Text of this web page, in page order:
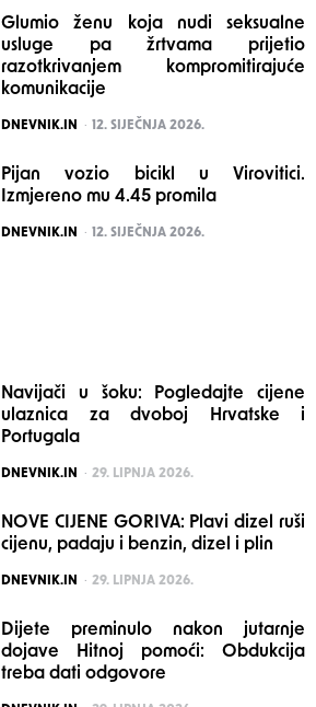
Glumio ženu koja nudi seksualne
usluge pa žrtvama prijetio
razotkrivanjem kompromitirajuće
komunikacije
POSTED
DNEVNIK.IN 12. SIJEČNJA 2026.
Pijan vozio bicikl u Virovitici.
Izmjereno mu 4.45 promila
POSTED
DNEVNIK.IN 12. SIJEČNJA 2026.
Navijači u šoku: Pogledajte cijene
ulaznica za dvoboj Hrvatske i
Portugala
POSTED
DNEVNIK.IN 29. LIPNJA 2026.
NOVE CIJENE GORIVA: Plavi dizel ruši
cijenu, padaju i benzin, dizel i plin
POSTED
DNEVNIK.IN 29. LIPNJA 2026.
Dijete preminulo nakon jutarnje
dojave Hitnoj pomoći: Obdukcija
treba dati odgovore